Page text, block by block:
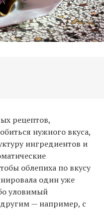
рецептов,
нужного вкуса,
ингредиентов и
облепиха по вкусу
один уже
уловимый
— например, с